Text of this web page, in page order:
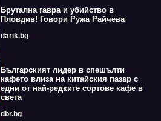
Брутална гавра и убийство в
Пловдив! Говори Ружа Райчева
darik.bg
Българският лидер в спешълти
кафето влиза на китайския пазар с
едни от най-редките сортове кафе в
света
dbr.bg